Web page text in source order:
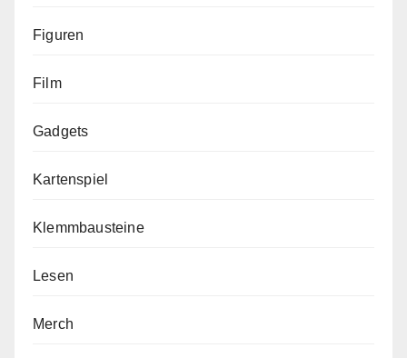
Figuren
Film
Gadgets
Kartenspiel
Klemmbausteine
Lesen
Merch